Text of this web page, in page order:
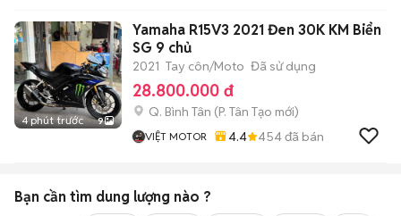
4 phút trước 9
Yamaha R15V3 2021 Đen 30K KM Biển
SG 9 chủ
2021 Tay côn/Moto Đã sử dụng
28.800.000 đ
Q. Bình Tân (P. Tân Tạo mới)
VIỆT MOTOR 4.4 454đã bán
Bạn cần tìm dung lượng nào ?